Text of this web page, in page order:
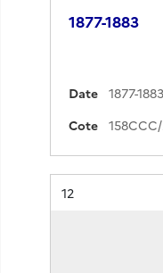
1877-1883
Date
1877-1883
Cote
Résultat n°
12